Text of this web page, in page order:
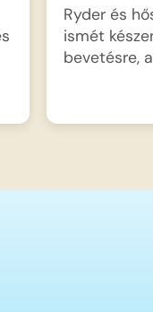
Ryder és
ismét
bevetésre,